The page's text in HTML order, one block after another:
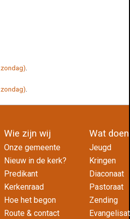
Wie zijn wij Wat
Onze gemeente
Jeugd
Nieuw in de kerk?
Kringen
Predikant
Diaconaat
Kerkenraad
Pastoraat
Hoe het begon
Zending
Route & contact